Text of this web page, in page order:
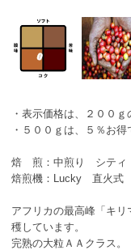
・表示価格は、２００ｇ
・５００ｇは、５％お得
焙 煎：中煎り シティ
焙煎機：Lucky 直火式
アフリカの最高峰「キ
穫しています。
完熟の大粒ＡＡクラス。